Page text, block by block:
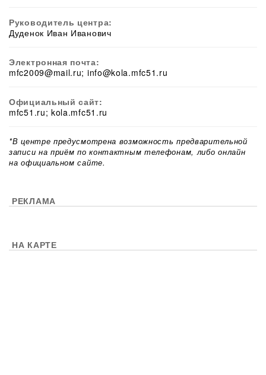
Руководитель центра:
Дуденок Иван Иванович
Электронная почта:
mfc2009@mail.ru; info@kola.mfc51.ru
Официальный сайт:
mfc51.ru; kola.mfc51.ru
*В центре предусмотрена возможность предварительной
записи на приём по контактным телефонам, либо онлайн
на официальном сайте.
РЕКЛАМА
НА КАРТЕ